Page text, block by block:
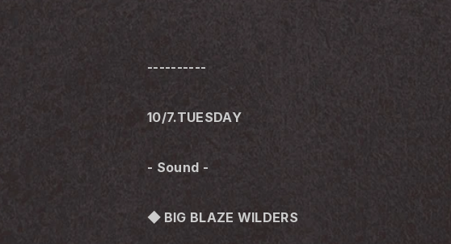
----------
10/7.TUESDAY
- Sound -
◆ BIG BLAZE WILDERS